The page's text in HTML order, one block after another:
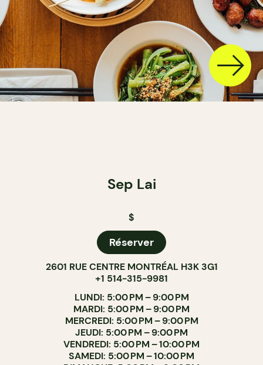
Sep Lai
$
Réserver
2601 RUE CENTRE MONTRÉAL H3K 3G1
+1 514-315-9981
LUNDI: 5:00 PM – 9:00 PM
MARDI: 5:00 PM – 9:00 PM
MERCREDI: 5:00 PM – 9:00 PM
JEUDI: 5:00 PM – 9:00 PM
VENDREDI: 5:00 PM – 10:00 PM
SAMEDI: 5:00 PM – 10:00 PM